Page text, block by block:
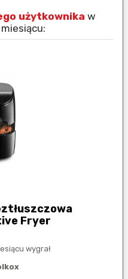
użytkownika w
Fryer
wygrał